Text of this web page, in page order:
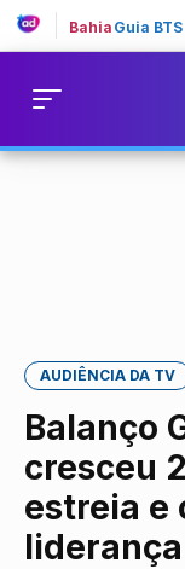
Bahia Guia BTS
AUDIÊNCIA DA TV
Balanço
cresceu
estreia e
liderança